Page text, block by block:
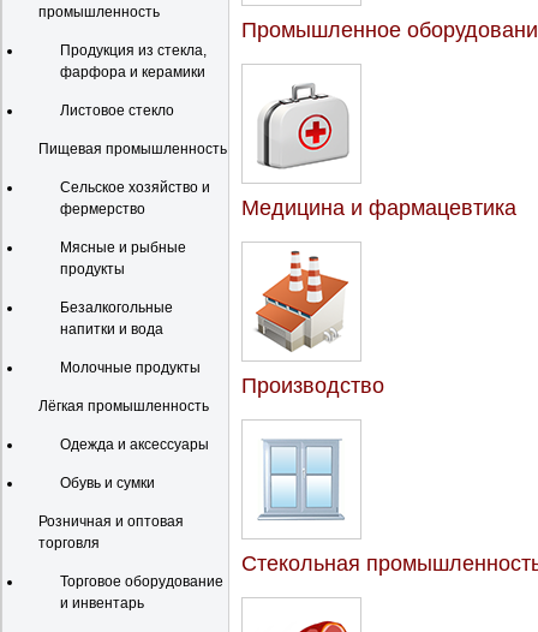
промышленность
Продукция из стекла,
фарфора и керамики
Листовое стекло
Пищевая промышленность
Сельское хозяйство и
фермерство
Мясные и рыбные
продукты
Безалкогольные
напитки и вода
Молочные продукты
Лёгкая промышленность
Одежда и аксессуары
Обувь и сумки
Розничная и оптовая
торговля
Торговое оборудование
и инвентарь
Промышленное
Медицина и фармацевтика
Производство
Стекольная